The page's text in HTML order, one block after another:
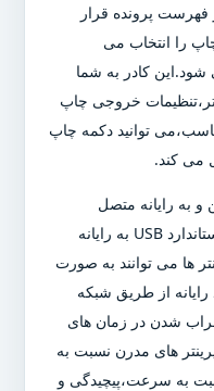
پرونده قرار
را انتخاب می
شود.این کادر به شما
خروجی چاپ
توانید دکمه چاپ
می کند.
و به رایانه متصل
شود.بیشتر پرینتر های مدرن با یه کابل استاندارد USB به رایانه
ها می توانند به صورت
از طریق شبکه
شدن در زمان های
های مدرن نسبت به
به سرعت،پیچیدگی و